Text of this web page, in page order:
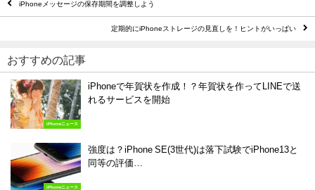
iPhoneメッセージの保存期間を調整しよう
定期的にiPhoneストレージの見直しを！ヒントがいっぱい
おすすめの記事
iPhoneニュース
iPhoneで年賀状を作成！？年賀状を作ってLINEで送
れるサービスを開始
iPhoneニュース
強度は？iPhone SE(3世代)は落下試験でiPhone13と
同等の評価…